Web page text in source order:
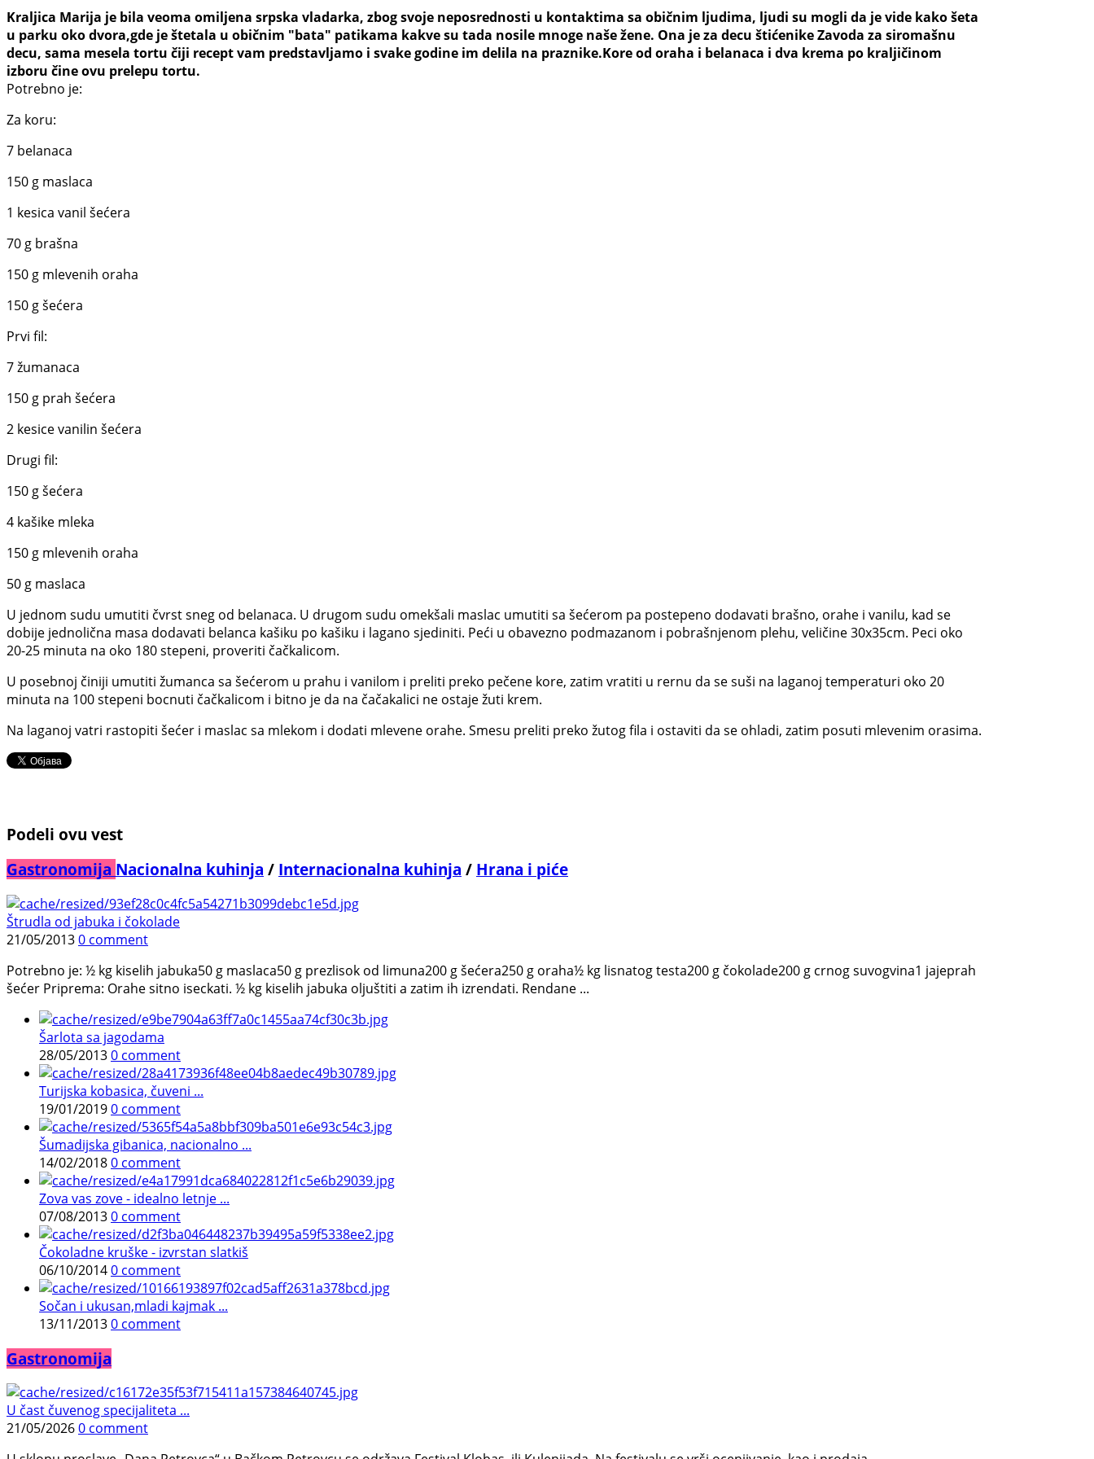
Kraljica Marija je bila veoma omiljena srpska vladarka, zbog svoje neposrednosti u kontaktima sa običnim ljudima, ljudi su mogli da je vide kako šeta
u parku oko dvora,gde je štetala u običnim "bata" patikama kakve su tada nosile mnoge naše žene. Ona je za decu štićenike Zavoda za siromašnu
decu, sama mesela tortu čiji recept vam predstavljamo i svake godine im delila na praznike.Kore od oraha i belanaca i dva krema po kraljičinom
izboru čine ovu prelepu tortu.
Potrebno je:
Za koru:
7 belanaca
150 g maslaca
1 kesica vanil šećera
70 g brašna
150 g mlevenih oraha
150 g šećera
Prvi fil:
7 žumanaca
150 g prah šećera
2 kesice vanilin šećera
Drugi fil:
150 g šećera
4 kašike mleka
150 g mlevenih oraha
50 g maslaca
U jednom sudu umutiti čvrst sneg od belanaca. U drugom sudu omekšali maslac umutiti sa šećerom pa postepeno dodavati brašno, orahe i vanilu, kad se
dobije jednolična masa dodavati belanca kašiku po kašiku i lagano sjediniti. Peći u obavezno podmazanom i pobrašnjenom plehu, veličine 30x35cm. Peci oko
20-25 minuta na oko 180 stepeni, proveriti čačkalicom.
U posebnoj činiji umutiti žumanca sa šećerom u prahu i vanilom i preliti preko pečene kore, zatim vratiti u rernu da se suši na laganoj temperaturi oko 20
minuta na 100 stepeni bocnuti čačkalicom i bitno je da na čačakalici ne ostaje žuti krem.
Na laganoj vatri rastopiti šećer i maslac sa mlekom i dodati mlevene orahe. Smesu preliti preko žutog fila i ostaviti da se ohladi, zatim posuti mlevenim orasima.
Podeli ovu vest
Gastronomija Nacionalna kuhinja / Internacionalna kuhinja / Hrana i piće
Štrudla od jabuka i čokolade
21/05/20130 comment
Potrebno je: ½ kg kiselih jabuka50 g maslaca50 g prezlisok od limuna200 g šećera250 g oraha½ kg lisnatog testa200 g čokolade200 g crnog suvogvina1 jajeprah
šećer Priprema: Orahe sitno iseckati. ½ kg kiselih jabuka oljuštiti a zatim ih izrendati. Rendane ...
Šarlota sa jagodama
28/05/20130 comment
Turijska kobasica, čuveni ...
19/01/20190 comment
Šumadijska gibanica, nacionalno ...
14/02/20180 comment
Zova vas zove - idealno letnje ...
07/08/20130 comment
Čokoladne kruške - izvrstan slatkiš
06/10/20140 comment
Sočan i ukusan,mladi kajmak ...
13/11/20130 comment
Gastronomija
U čast čuvenog specijaliteta ...
21/05/20260 comment